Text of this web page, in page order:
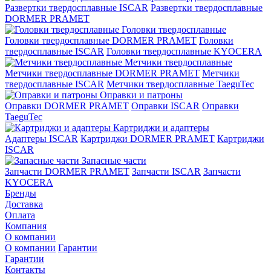
Развертки твердосплавные ISCAR Развертки твердосплавные
DORMER PRAMET
Головки твердосплавные
Головки твердосплавные DORMER PRAMET Головки
твердосплавные ISCAR Головки твердосплавные KYOCERA
Метчики твердосплавные
Метчики твердосплавные DORMER PRAMET Метчики
твердосплавные ISCAR Метчики твердосплавные TaeguTec
Оправки и патроны
Оправки DORMER PRAMET Оправки ISCAR Оправки
TaeguTec
Картриджи и адаптеры
Адаптеры ISCAR Картриджи DORMER PRAMET Картриджи
ISCAR
Запасные части
Запчасти DORMER PRAMET Запчасти ISCAR Запчасти
KYOCERA
Бренды
Доставка
Оплата
Компания
О компании
О компании Гарантии
Гарантии
Контакты